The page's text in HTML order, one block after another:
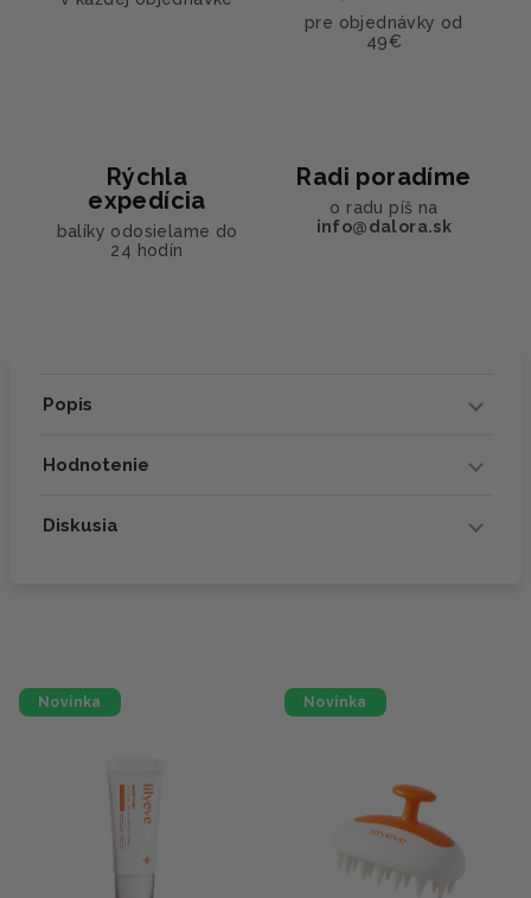
pre objednávky od
49€
Rýchla
expedícia
balíky odosielame do
24 hodín
Radi poradíme
o radu píš na
info@dalora.sk
Popis
Hodnotenie
Diskusia
Novinka Novinka